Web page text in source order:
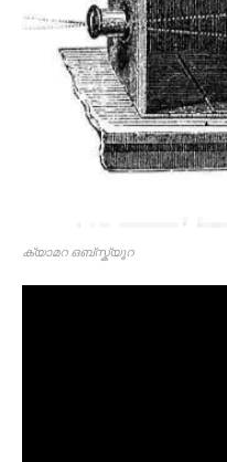
ക്യാമറ ഒബ്സ്ക്യൂറ